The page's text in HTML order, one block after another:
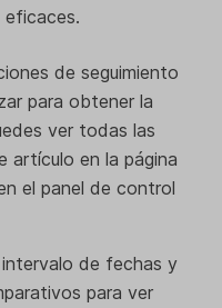
eficaces.
de seguimiento
para obtener la
ver todas las
artículo en la página
el panel de control
intervalo de fechas y
para ver